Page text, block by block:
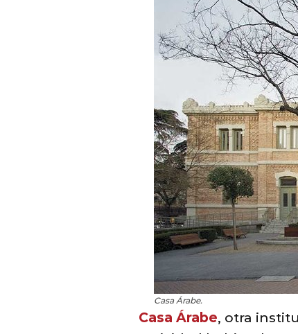
Casa Árabe.
Casa Árabe, otra